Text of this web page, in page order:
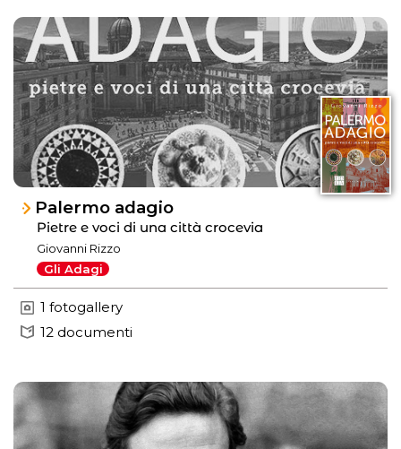
Palermo adagio
Pietre e voci di una città crocevia
Giovanni Rizzo
Gli Adagi
1 fotogallery
12 documenti